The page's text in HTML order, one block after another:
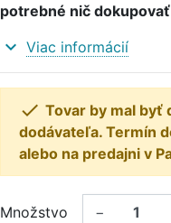
potrebné nič
expand_more Viac informácií
 Tovar by mal byť
dodávateľa. Termín
alebo na predajni v
Množstvo −